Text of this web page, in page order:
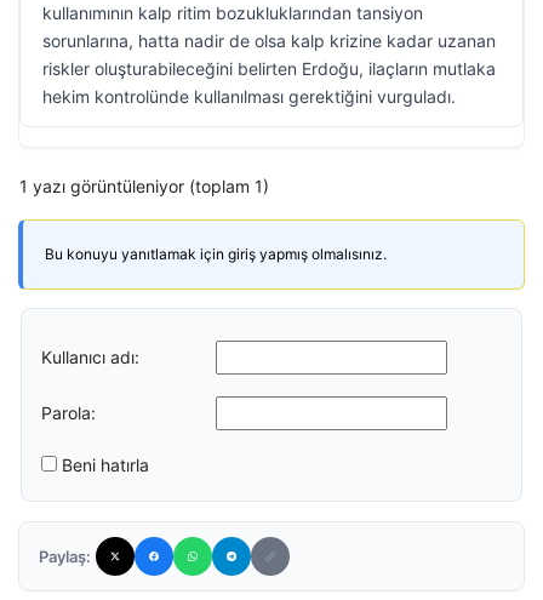
kullanımının kalp ritim bozukluklarından tansiyon
sorunlarına, hatta nadir de olsa kalp krizine kadar uzanan
riskler oluşturabileceğini belirten Erdoğu, ilaçların mutlaka
hekim kontrolünde kullanılması gerektiğini vurguladı.
1 yazı görüntüleniyor (toplam 1)
Bu konuyu yanıtlamak için giriş yapmış olmalısınız.
Kullanıcı adı:
Parola:
Beni hatırla
Paylaş: